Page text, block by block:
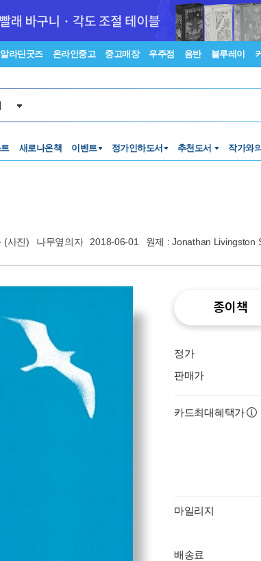
알라딘굿즈 온라인중고 중고매장 우주점 음반 블루레이
새로나온책 이벤트 정가인하도서 추천도서 작가와
(사진) 나무옆의자 2018-06-01 원제 : Jonathan Livingston
종이책
정가
판매가
카드최대혜택가
마일리지
배송료